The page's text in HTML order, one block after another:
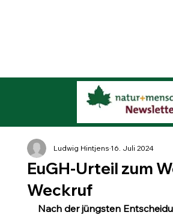
EuGH-Urteil zum
Weckruf
Ludwig Hintjens16. Juli 2024
Nach der jüngsten